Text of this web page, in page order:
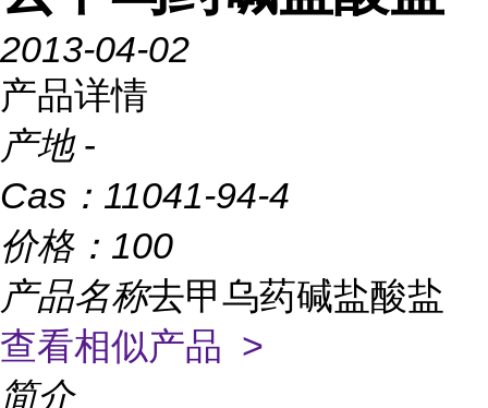
2013-04-02
产品详情
产地 -
Cas： 11041-94-4
价格： 100
产品名称去甲乌药碱盐酸盐
查看相似产品 >
简介